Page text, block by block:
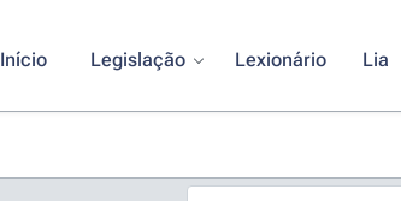
Início Legislação Lexionário Lia